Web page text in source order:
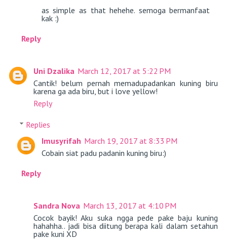
as simple as that hehehe. semoga bermanfaat
kak :)
Reply
Uni Dzalika March 12, 2017 at 5:22 PM
Cantik! belum pernah memadupadankan kuning biru
karena ga ada biru, but i love yellow!
Reply
Replies
Imusyrifah March 19, 2017 at 8:33 PM
Cobain siat padu padanin kuning biru:)
Reply
Sandra Nova March 13, 2017 at 4:10 PM
Cocok bayik! Aku suka ngga pede pake baju kuning
hahahha.. jadi bisa diitung berapa kali dalam setahun
pake kuni XD